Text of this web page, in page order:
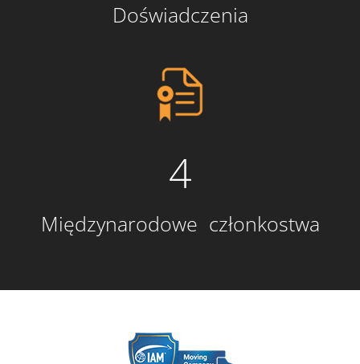
Doświadczenia
4
Międzynarodowe członkostwa